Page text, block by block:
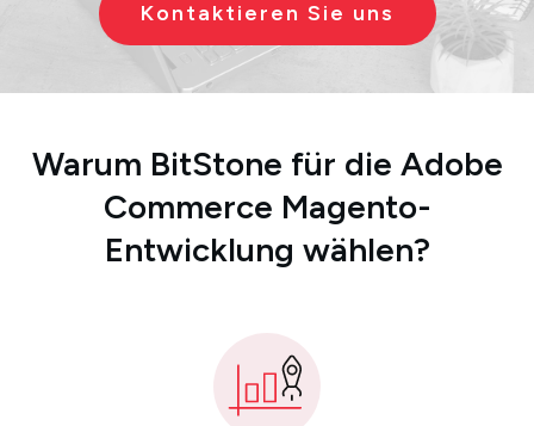
Kontaktieren Sie uns
Warum BitStone für die Adobe
Commerce Magento-
Entwicklung wählen?